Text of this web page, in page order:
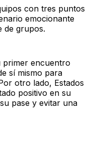
con tres puntos
emocionante
de grupos.
primer encuentro
sí mismo para
otro lado, Estados
positivo en su
pase y evitar una